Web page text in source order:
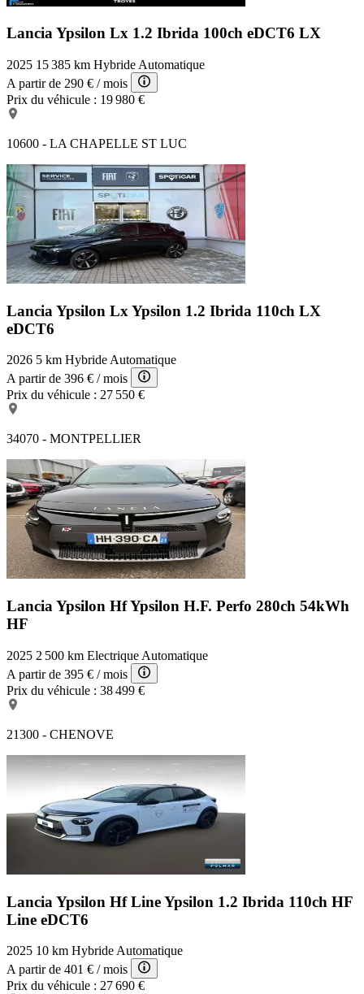
Lancia Ypsilon Lx 1.2 Ibrida 100ch eDCT6 LX
2025 15 385 km Hybride Automatique
A partir de 290 € / mois
Prix du véhicule : 19 980 €
10600 - LA CHAPELLE ST LUC
Lancia Ypsilon Lx Ypsilon 1.2 Ibrida 110ch LX
eDCT6
2026 5 km Hybride Automatique
A partir de 396 € / mois
Prix du véhicule : 27 550 €
34070 - MONTPELLIER
Lancia Ypsilon HfYpsilon H.F. Perfo 280ch 54kWh
HF
2025 2 500 km Electrique Automatique
A partir de 395 € / mois
Prix du véhicule : 38 499 €
21300 - CHENOVE
Lancia Ypsilon Hf LineYpsilon 1.2 Ibrida 110ch HF
Line eDCT6
2025 10 km Hybride Automatique
A partir de 401 € / mois
Prix du véhicule : 27 690 €